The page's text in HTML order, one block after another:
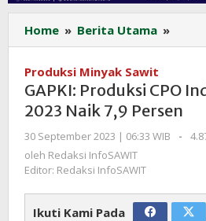
Home » Berita Utama »
Pada
Juli
2023
Produksi Minyak Sawit
GAPKI: Produksi CPO
2023 Naik 7,9 Persen
30 September 2023 | 06:33 WIB
oleh
-
oleh Redaksi InfoSAWIT
Editor: Redaksi InfoSAWIT
Ikuti Kami Pada